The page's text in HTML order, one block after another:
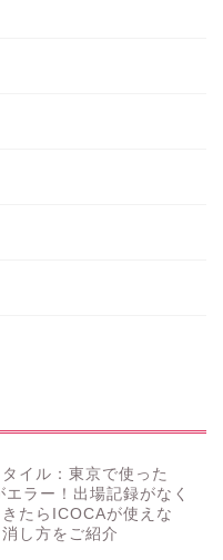
イル：東京で使った
エラー！出場記録がなく
たらICOCAが使えな
し方をご紹介